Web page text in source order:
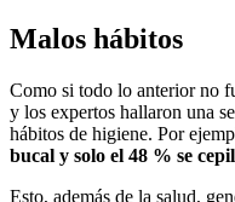
Malos hábitos
Como si todo lo anterior no
y los expertos hallaron una
hábitos de higiene. Por
bucal y solo el 48 % se
Esto, además de la salud,